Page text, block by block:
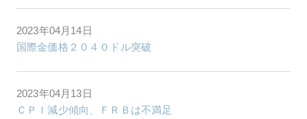
2023年04月14日
国際金価格２０４０ドル突破
2023年04月13日
ＣＰＩ減少傾向、ＦＲＢは不満足